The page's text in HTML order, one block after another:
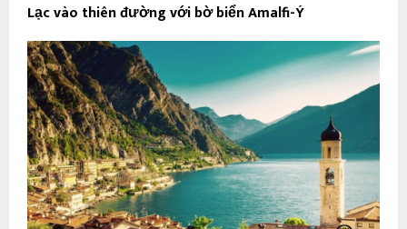
Lạc vào thiên đường với bờ biển Amalfi-Ý